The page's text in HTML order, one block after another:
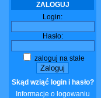
ZALOGUJ
Login:
Hasło:
zaloguj na stałe
Skąd wziąć login i hasło?
Informacje o logowaniu